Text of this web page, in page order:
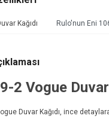
Kağıdı Rulo'nun Eni
2 Vogue
Duvar Kağıdı, ince